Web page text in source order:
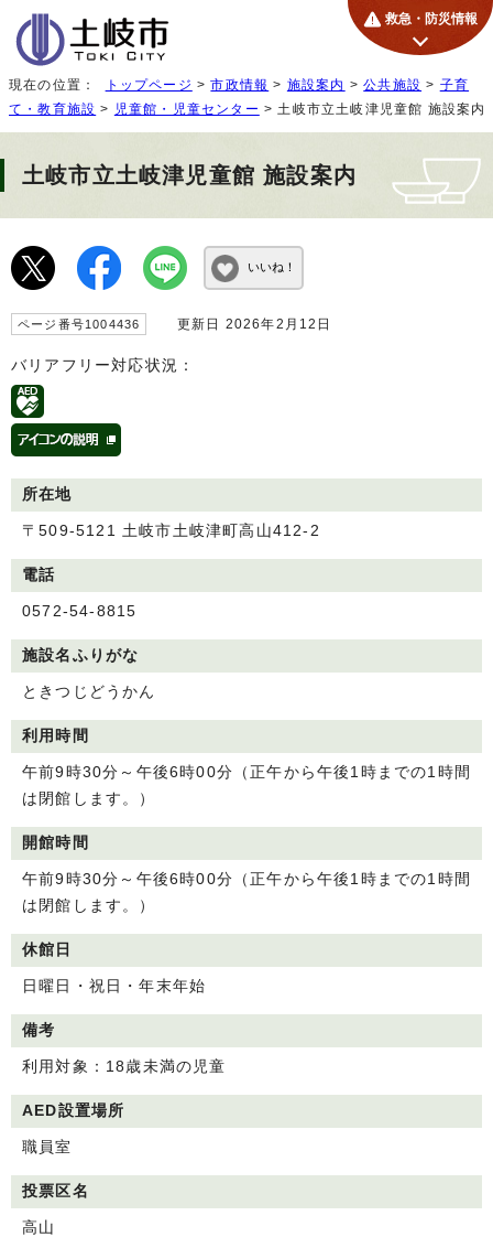
救急・防災情報
現在の位置： トップページ >市政情報 > 施設案内 >公共施設 > 子育
て・教育施設 > 児童館・児童センター > 土岐市立土岐津児童館 施設案内
土岐市立土岐津児童館 施設案内
いいね！
ページ番号1004436 更新日 2026年2月12日
バリアフリー対応状況：
所在地
〒509-5121 土岐市土岐津町高山412-2
電話
0572-54-8815
施設名ふりがな
ときつじどうかん
利用時間
午前9時30分～午後6時00分（正午から午後1時までの1時間
は閉館します。）
開館時間
午前9時30分～午後6時00分（正午から午後1時までの1時間
は閉館します。）
休館日
日曜日・祝日・年末年始
備考
利用対象：18歳未満の児童
AED設置場所
職員室
投票区名
高山